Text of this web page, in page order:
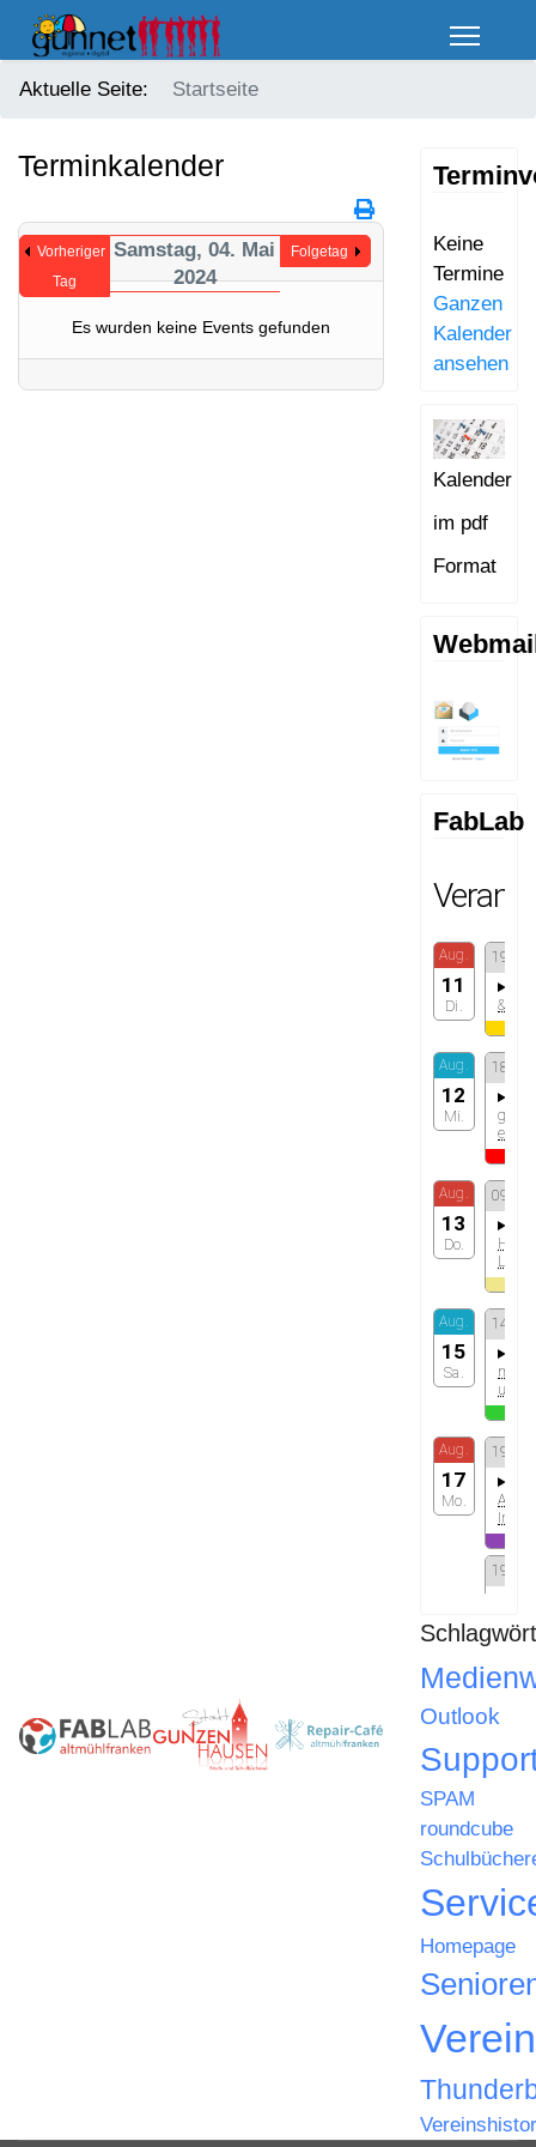
Aktuelle Seite: Startseite
Terminkalender
Vorheriger
Tag
Samstag, 04. Mai
2024
Folgetag
Es wurden keine Events gefunden
Keine
Termine
Ganzen
Kalender
ansehen
Kalender
im pdf
Format
FabLab
Outlook
SPAM
roundcube
Homepage
Verein